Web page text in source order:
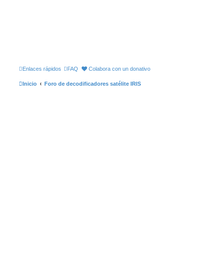
Enlaces rápidos FAQ Colabora con un donativo
Inicio Foro de decodificadores satélite IRIS